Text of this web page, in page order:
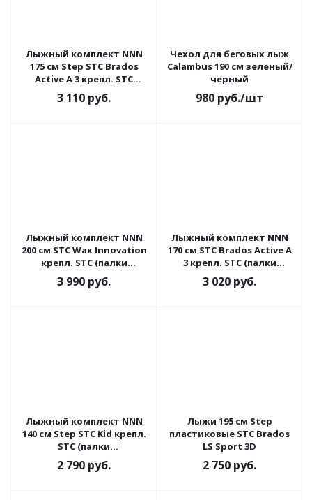
Лыжный комплект NNN
175 см Step STC Brados
Active A 3 крепл. STC
(палки стеклопластик)
3 110 руб.
Чехол для беговых лыж
Calambus 190 см зеленый/
черный
980 руб./шт
Лыжный комплект NNN
200 см STC Wax Innovation
крепл. STC (палки
стеклопластик)
3 990 руб.
Лыжный комплект NNN
170 см STC Brados Active A
3 крепл. STC (палки
стеклопластик)
3 020 руб.
Лыжный комплект NNN
140 см Step STC Kid крепл.
STC (палки
стеклопластик)
2 790 руб.
Лыжи 195 см Step
пластиковые STC Brados
LS Sport 3D
2 750 руб.